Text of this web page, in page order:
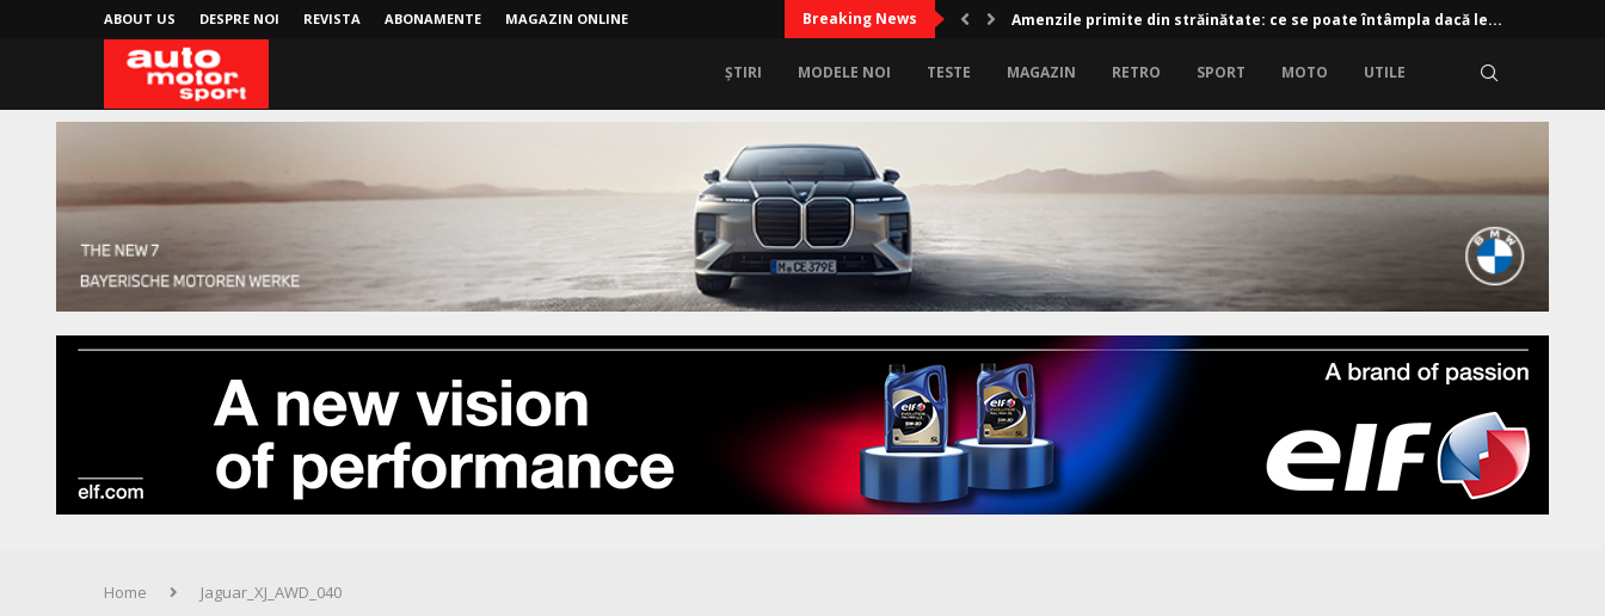
ABOUT US DESPRE NOI REVISTA ABONAMENTE MAGAZIN ONLINE Breaking News Amenzile primite din străinătate: ce se poate întâmpla dacă le...
ȘTIRI MODELE NOI TESTE MAGAZIN RETRO SPORT MOTO UTILE
Home Jaguar_XJ_AWD_040